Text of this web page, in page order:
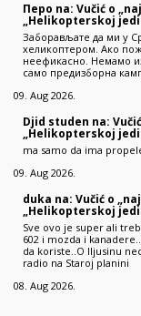
Перо na: Vučić o
„Helikopterskoj
Заборављате да ми у
хеликоптером. Ако
неефикасно. Немамо
само предизборна
09. Aug 2026.
Djid studen na:
„Helikopterskoj
ma samo da ima
09. Aug 2026.
duka na: Vučić o
„Helikopterskoj
Sve ovo je super ali
602 i mozda i
da koriste..O Iljusinu
radio na Staroj planini
08. Aug 2026.